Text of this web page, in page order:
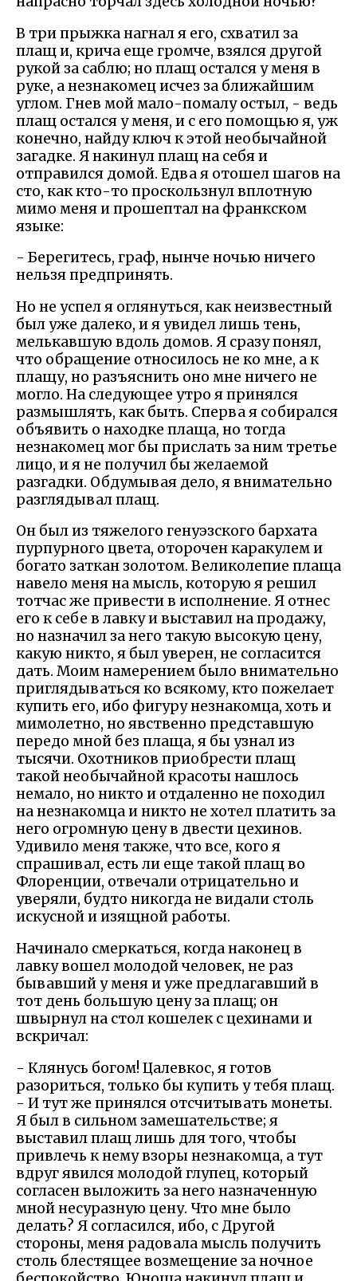
В три прыжка нагнал я его, схватил за
плащ и, крича еще громче, взялся другой
рукой за саблю; но плащ остался у меня в
руке, а незнакомец исчез за ближайшим
углом. Гнев мой мало-помалу остыл, - ведь
плащ остался у меня, и с его помощью я, уж
конечно, найду ключ к этой необычайной
загадке. Я накинул плащ на себя и
отправился домой. Едва я отошел шагов на
сто, как кто-то проскользнул вплотную
мимо меня и прошептал на франкском
языке:
- Берегитесь, граф, нынче ночью ничего
нельзя предпринять.
Но не успел я оглянуться, как неизвестный
был уже далеко, и я увидел лишь тень,
мелькавшую вдоль домов. Я сразу понял,
что обращение относилось не ко мне, а к
плащу, но разъяснить оно мне ничего не
могло. На следующее утро я принялся
размышлять, как быть. Сперва я собирался
объявить о находке плаща, но тогда
незнакомец мог бы прислать за ним третье
лицо, и я не получил бы желаемой
разгадки. Обдумывая дело, я внимательно
разглядывал плащ.
Он был из тяжелого генуэзского бархата
пурпурного цвета, оторочен каракулем и
богато заткан золотом. Великолепие плаща
навело меня на мысль, которую я решил
тотчас же привести в исполнение. Я отнес
его к себе в лавку и выставил на продажу,
но назначил за него такую высокую цену,
какую никто, я был уверен, не согласится
дать. Моим намерением было внимательно
приглядываться ко всякому, кто пожелает
купить его, ибо фигуру незнакомца, хоть и
мимолетно, но явственно представшую
передо мной без плаща, я бы узнал из
тысячи. Охотников приобрести плащ
такой необычайной красоты нашлось
немало, но никто и отдаленно не походил
на незнакомца и никто не хотел платить за
него огромную цену в двести цехинов.
Удивило меня также, что все, кого я
спрашивал, есть ли еще такой плащ во
Флоренции, отвечали отрицательно и
уверяли, будто никогда не видали столь
искусной и изящной работы.
Начинало смеркаться, когда наконец в
лавку вошел молодой человек, не раз
бывавший у меня и уже предлагавший в
тот день большую цену за плащ; он
швырнул на стол кошелек с цехинами и
вскричал:
- Клянусь богом! Цалевкос, я готов
разориться, только бы купить у тебя плащ.
- И тут же принялся отсчитывать монеты.
Я был в сильном замешательстве; я
выставил плащ лишь для того, чтобы
привлечь к нему взоры незнакомца, а тут
вдруг явился молодой глупец, который
согласен выложить за него назначенную
мной несуразную цену. Что мне было
делать? Я согласился, ибо, с Другой
стороны, меня радовала мысль получить
столь блестящее возмещение за ночное